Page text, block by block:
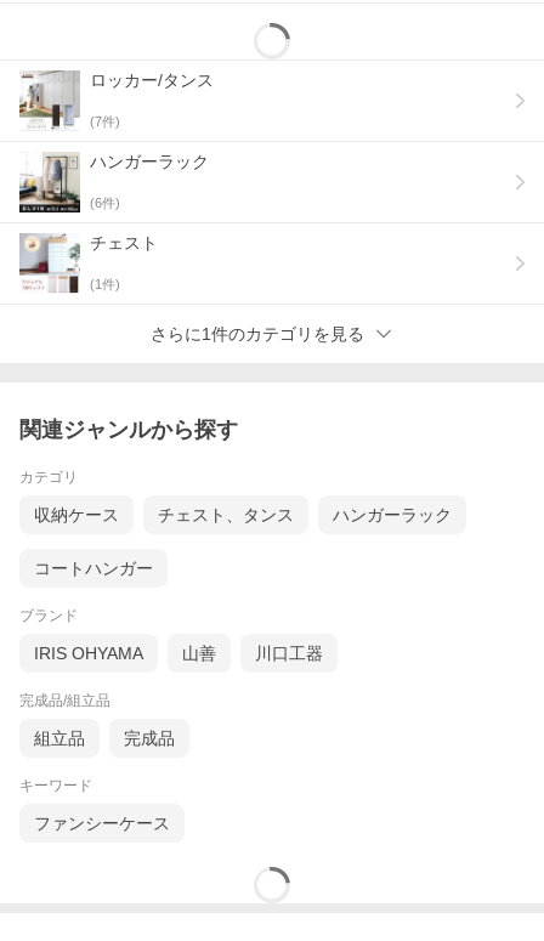
ロッカー/タンス
(7件)
ハンガーラック
(6件)
チェスト
(1件)
さらに1件のカテゴリを見る
関連ジャンルから探す
カテゴリ
収納ケース チェスト、タンス ハンガーラック
コートハンガー
ブランド
IRIS OHYAMA 山善 川口工器
完成品/組立品
組立品 完成品
キーワード
ファンシーケース